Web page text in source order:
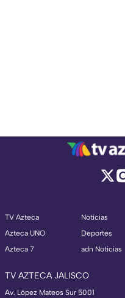
TV Azteca
Azteca UNO
Azteca 7
Noticias
Deportes
adn Noticias
TV AZTECA JALISCO
Av. López Mateos Sur 5001